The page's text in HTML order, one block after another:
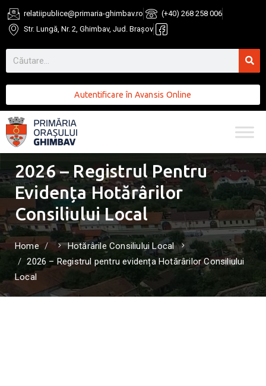
relatiipublice@primaria-ghimbav.ro
(+40) 268 258 006
Str. Lungă, Nr. 2, Ghimbav, Jud. Brașov
Autentificare în Avansis Online
2026 – Registrul Pentru
Evidența Hotărârilor
Consiliului Local
Home
Hotărârile Consiliului Local
2026 – Registrul pentru evidența Hotărârilor Consiliului
Local